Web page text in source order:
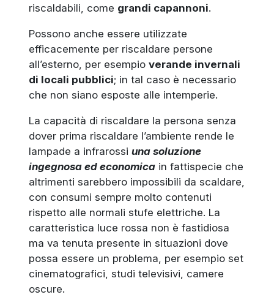
riscaldabili, come grandi capannoni.
Possono anche essere utilizzate
efficacemente per riscaldare persone
all’esterno, per esempio verande invernali
di locali pubblici; in tal caso è necessario
che non siano esposte alle intemperie.
La capacità di riscaldare la persona senza
dover prima riscaldare l’ambiente rende le
lampade a infrarossi una soluzione
ingegnosa ed economicain fattispecie che
altrimenti sarebbero impossibili da scaldare,
con consumi sempre molto contenuti
rispetto alle normali stufe elettriche. La
caratteristica luce rossa non è fastidiosa
ma va tenuta presente in situazioni dove
possa essere un problema, per esempio set
cinematografici, studi televisivi, camere
oscure.